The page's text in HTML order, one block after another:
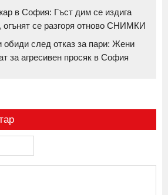
в София: Гъст дим се издига
огънят се разгоря отново СНИМКИ
обиди след отказ за пари: Жени
за агресивен просяк в София